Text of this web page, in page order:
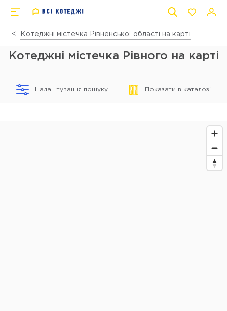
Котеджні містечка Рівненської області на карті
Котеджні містечка Рівного на карті
Налаштування пошуку Показати в каталозі